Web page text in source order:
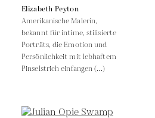
Elizabeth Peyton
Amerikanische Malerin,
bekannt für intime, stilisierte
Porträts, die Emotion und
Persönlichkeit mit lebhaftem
Pinselstrich einfangen (...)